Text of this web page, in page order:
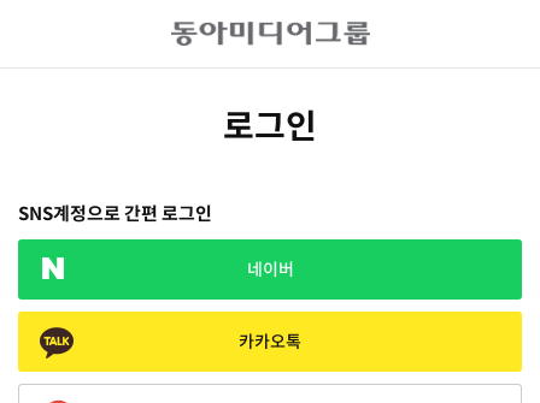
로그인
SNS계정으로 간편 로그인
네이버
카카오톡